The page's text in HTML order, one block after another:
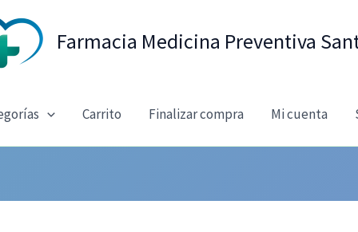
Farmacia Medicina Preventiva
Carrito Finalizar compra Mi cuenta